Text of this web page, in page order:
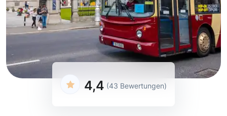
4,4 (43 Bewertungen)